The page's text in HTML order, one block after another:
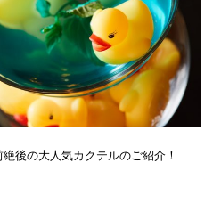
後の大人気カクテルのご紹介！